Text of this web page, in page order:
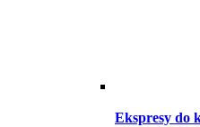
Ekspresy do